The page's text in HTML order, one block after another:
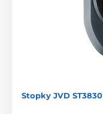
Stopky JVD ST3830